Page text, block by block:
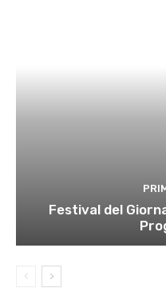
Festival del